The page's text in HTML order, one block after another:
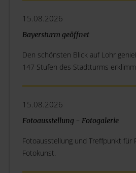
15.08.2026
Bayersturm geöffnet
Den schönsten Blick auf Lohr
147 Stufen des Stadtturms
15.08.2026
Fotoausstellung - Fotogalerie
Fotoausstellung und Treffpunkt für
Fotokunst.